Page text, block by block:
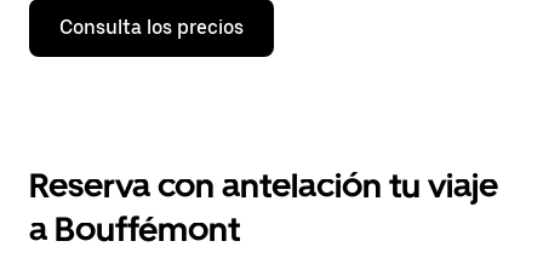
Pulsa
flecha
calendario
seleccionar
Consulta los precios
Reserva con antelación tu viaje
a Bouffémont